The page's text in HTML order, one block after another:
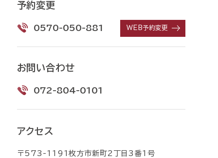
予約変更
0570-050-881 WEB予約変更
お問い合わせ
072-804-0101
アクセス
〒573-1191枚方市新町2丁目3番1号